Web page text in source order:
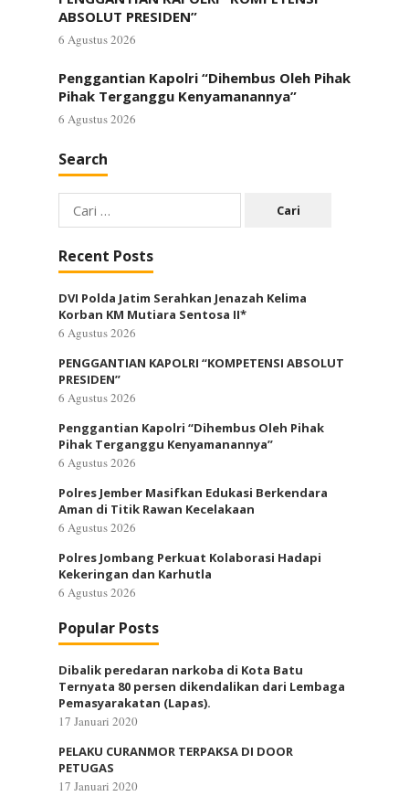
ABSOLUT PRESIDEN”
6 Agustus 2026
Penggantian Kapolri “Dihembus Oleh Pihak
Pihak Terganggu Kenyamanannya”
6 Agustus 2026
Search
Cari
untuk:
Recent Posts
DVI Polda Jatim Serahkan Jenazah Kelima
Korban KM Mutiara Sentosa II*
6 Agustus 2026
PENGGANTIAN KAPOLRI “KOMPETENSI ABSOLUT
PRESIDEN”
6 Agustus 2026
Penggantian Kapolri “Dihembus Oleh Pihak
Pihak Terganggu Kenyamanannya”
6 Agustus 2026
Polres Jember Masifkan Edukasi Berkendara
Aman di Titik Rawan Kecelakaan
6 Agustus 2026
Polres Jombang Perkuat Kolaborasi Hadapi
Kekeringan dan Karhutla
6 Agustus 2026
Popular Posts
Dibalik peredaran narkoba di Kota Batu
Ternyata 80 persen dikendalikan dari Lembaga
Pemasyarakatan (Lapas).
17 Januari 2020
PELAKU CURANMOR TERPAKSA DI DOOR
PETUGAS
17 Januari 2020